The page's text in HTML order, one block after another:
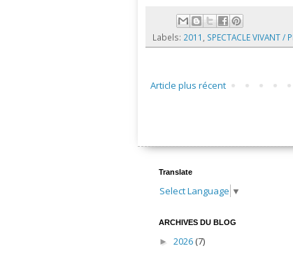
Labels: 2011 SPECTACLE VIVANT /
Article plus récent
Translate
Select Language ▼
ARCHIVES DU BLOG
► 2026 (7)